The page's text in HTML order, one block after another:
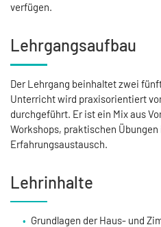
verfügen.
Lehrgangsaufbau
Der Lehrgang beinhaltet zwei
Unterricht wird praxisorientiert
durchgeführt. Er ist ein Mix aus
Workshops, praktischen Übungen
Erfahrungsaustausch.
Lehrinhalte
Grundlagen der Haus- und